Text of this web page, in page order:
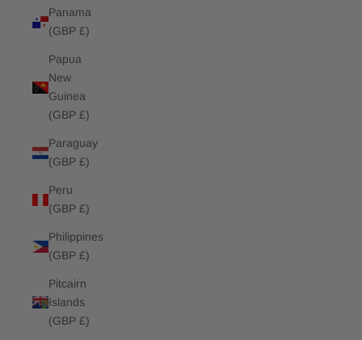
Panama
(GBP £)
Papua
New
Guinea
(GBP £)
Paraguay
(GBP £)
Peru
(GBP £)
Philippines
(GBP £)
Pitcairn
Islands
(GBP £)